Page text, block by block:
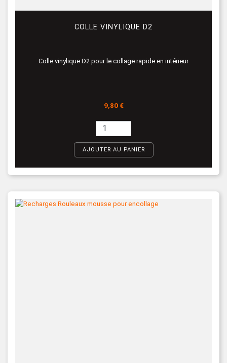
COLLE VINYLIQUE D2
Colle vinylique D2 pour le collage rapide en intérieur
Prix
9,80 €
AJOUTER AU PANIER